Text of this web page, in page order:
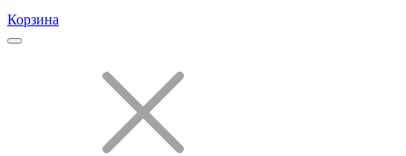
Корзина